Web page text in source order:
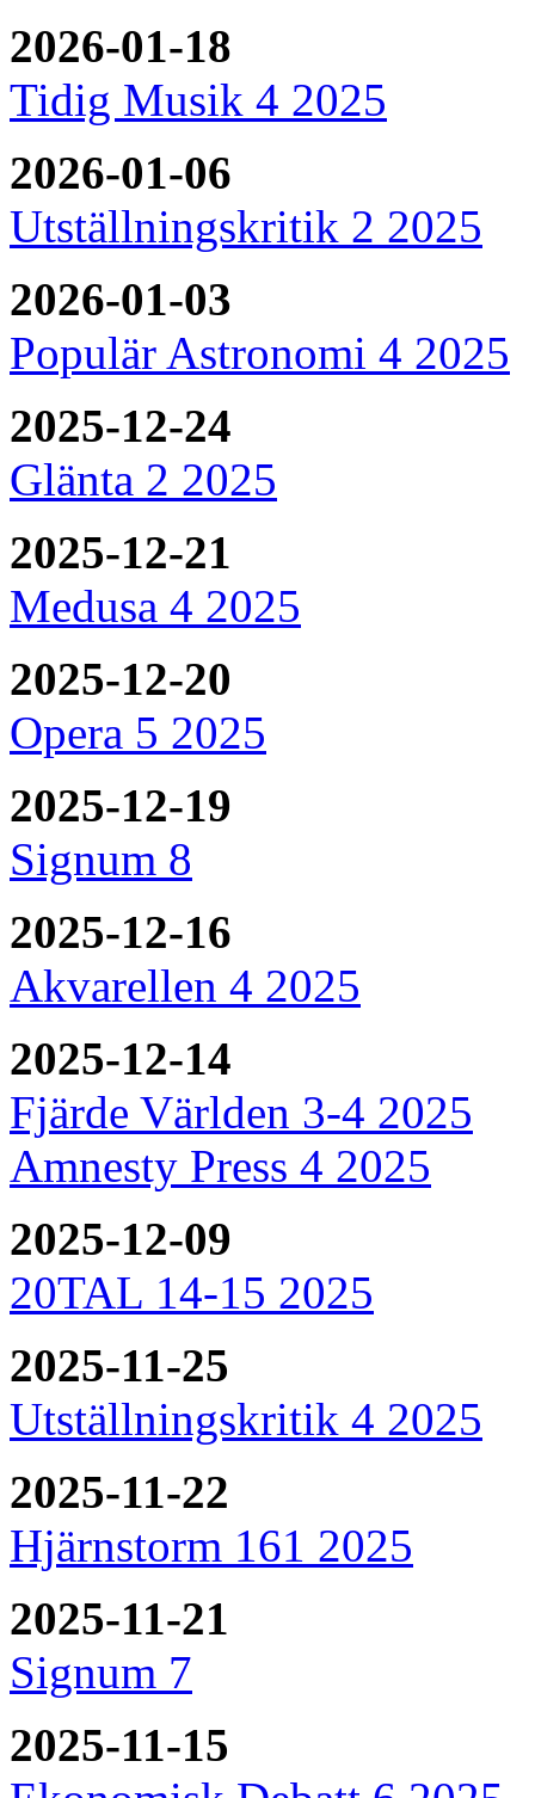
2026-01-18
Tidig Musik 4 2025
2026-01-06
Utställningskritik 2 2025
2026-01-03
Populär Astronomi 4 2025
2025-12-24
Glänta 2 2025
2025-12-21
Medusa 4 2025
2025-12-20
Opera 5 2025
2025-12-19
Signum 8
2025-12-16
Akvarellen 4 2025
2025-12-14
Fjärde Världen 3-4 2025
Amnesty Press 4 2025
2025-12-09
20TAL 14-15 2025
2025-11-25
Utställningskritik 4 2025
2025-11-22
Hjärnstorm 161 2025
2025-11-21
Signum 7
2025-11-15